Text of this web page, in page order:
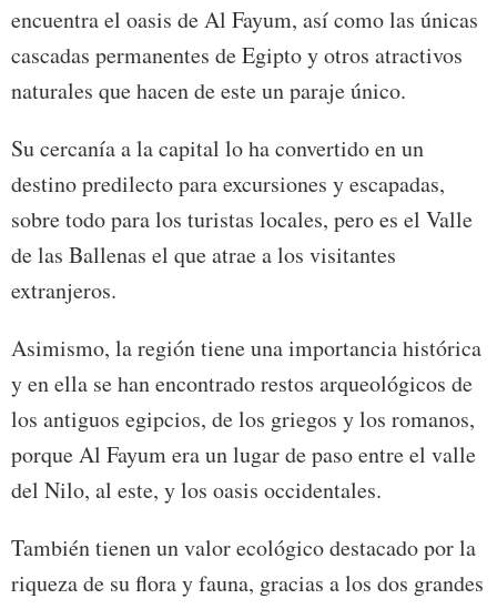
encuentra el oasis de Al Fayum, así como las únicas
cascadas permanentes de Egipto y otros atractivos
naturales que hacen de este un paraje único.
Su cercanía a la capital lo ha convertido en un
destino predilecto para excursiones y escapadas,
sobre todo para los turistas locales, pero es el Valle
de las Ballenas el que atrae a los visitantes
extranjeros.
Asimismo, la región tiene una importancia histórica
y en ella se han encontrado restos arqueológicos de
los antiguos egipcios, de los griegos y los romanos,
porque Al Fayum era un lugar de paso entre el valle
del Nilo, al este, y los oasis occidentales.
También tienen un valor ecológico destacado por la
riqueza de su flora y fauna, gracias a los dos grandes